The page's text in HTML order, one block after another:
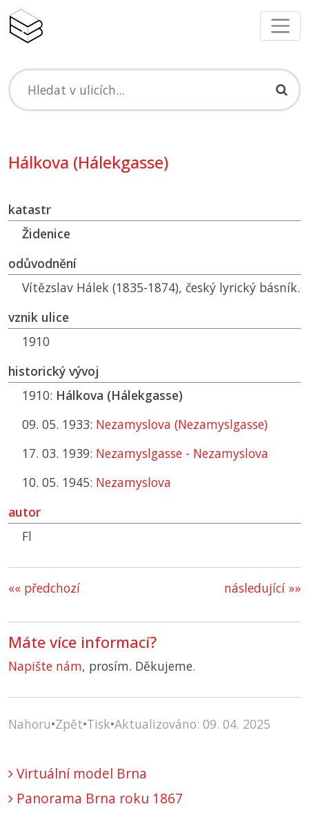
Hálkova (Hálekgasse)
katastr
Židenice
odůvodnění
Vítězslav Hálek (1835-1874), český lyrický básník.
vznik ulice
1910
historický vývoj
1910: Hálkova (Hálekgasse)
09. 05. 1933: Nezamyslova (Nezamyslgasse)
17. 03. 1939: Nezamyslgasse - Nezamyslova
10. 05. 1945: Nezamyslova
autor
Fl
«« předchozí následující »»
Máte více informací?
Napište nám, prosím. Děkujeme.
Nahoru•Zpět•Tisk•Aktualizováno: 09. 04. 2025
Virtuální model Brna
Panorama Brna roku 1867